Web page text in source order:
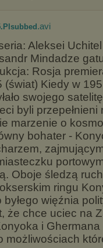
.avi
Aleksei
Mindadze
Rosja
(świat) Kiedy w
swojego
byli przepełnieni
marzenie o
bohater -
Oboje śledzą
ringu
więźnia
że chce uciec na
i Ghermana
możliwościach